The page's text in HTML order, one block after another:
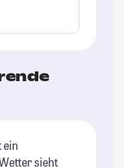
ein
sieht